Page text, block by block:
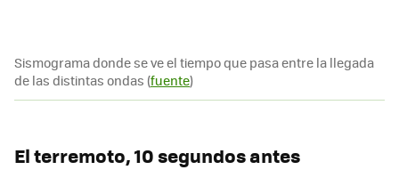
Sismograma donde se ve el tiempo que pasa entre la llegada
de las distintas ondas (fuente)
El terremoto, 10 segundos antes